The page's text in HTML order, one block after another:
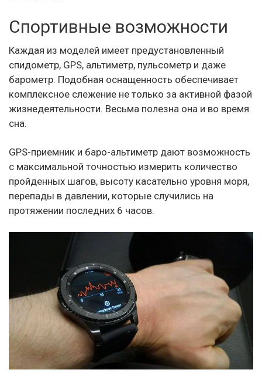
Спортивные возможности
Каждая из моделей имеет предустановленный
спидометр, GPS, альтиметр, пульсометр и даже
барометр. Подобная оснащенность обеспечивает
комплексное слежение не только за активной фазой
жизнедеятельности. Весьма полезна она и во время
сна.
GPS-приемник и баро-альтиметр дают возможность
с максимальной точностью измерить количество
пройденных шагов, высоту касательно уровня моря,
перепады в давлении, которые случились на
протяжении последних 6 часов.